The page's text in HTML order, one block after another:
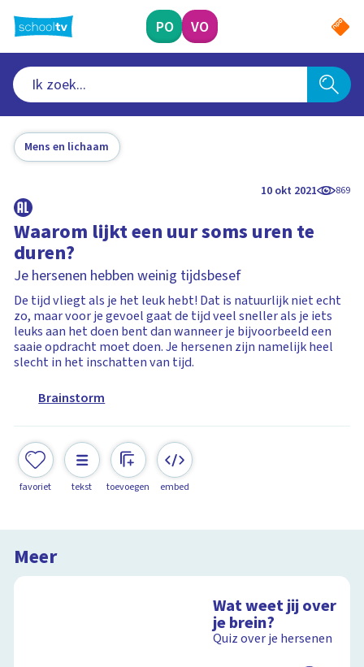
naar
hoofdinhoud
PO VO
Mens en lichaam
10 okt 2021 869
Waarom lijkt een uur soms uren te
duren?
Je hersenen hebben weinig tijdsbesef
De tijd vliegt als je het leuk hebt! Dat is natuurlijk niet echt
zo, maar voor je gevoel gaat de tijd veel sneller als je iets
leuks aan het doen bent dan wanneer je bijvoorbeeld een
saaie opdracht moet doen. Je hersenen zijn namelijk heel
slecht in het inschatten van tijd.
Brainstorm
favoriet tekst toevoegen embed
Meer
Wat weet jij over
je brein?
Quiz over je hersenen